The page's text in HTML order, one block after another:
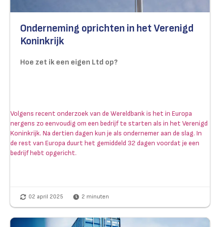
Onderneming oprichten in het Verenigd
Koninkrijk
Hoe zet ik een eigen Ltd op?
Volgens recent onderzoek van de Wereldbank is het in Europa
nergens zo eenvoudig om een bedrijf te starten als in het Verenigd
Koninkrijk. Na dertien dagen kun je als ondernemer aan de slag. In
de rest van Europa duurt het gemiddeld 32 dagen voordat je een
bedrijf hebt opgericht.
02 april 2025 2 minuten